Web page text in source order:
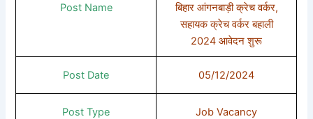
Post Name
बिहार आंगनबाड़ी क्रेच वर्कर,
सहायक क्रेच वर्कर बहाली
2024 आवेदन शुरू
Post Date 05/12/2024
Post Type Job Vacancy